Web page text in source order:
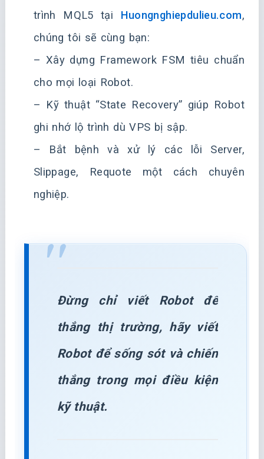
trình MQL5 tại Huongnghiepdulieu.com,
chúng tôi sẽ cùng bạn:
– Xây dựng Framework FSM tiêu chuẩn
cho mọi loại Robot.
– Kỹ thuật “State Recovery” giúp Robot
ghi nhớ lộ trình dù VPS bị sập.
– Bắt bệnh và xử lý các lỗi Server,
Slippage, Requote một cách chuyên
nghiệp.
Đừng chỉ viết Robot để
thắng thị trường, hãy viết
Robot để sống sót và chiến
thắng trong mọi điều kiện
kỹ thuật.